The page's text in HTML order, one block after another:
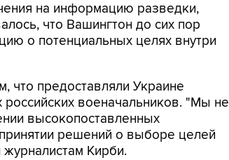
на информацию разведки,
что Вашингтон до сих пор
о потенциальных целях внутри
предоставляли Украине
военачальников. "Мы не
высокопоставленных
решений о выборе целей
Кирби.